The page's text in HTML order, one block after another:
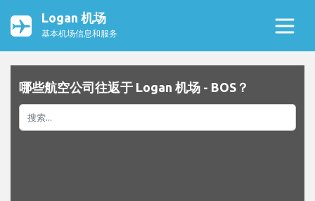
Logan 机场
基本机场信息和服务
哪些航空公司往返于 Logan 机场 - BOS？